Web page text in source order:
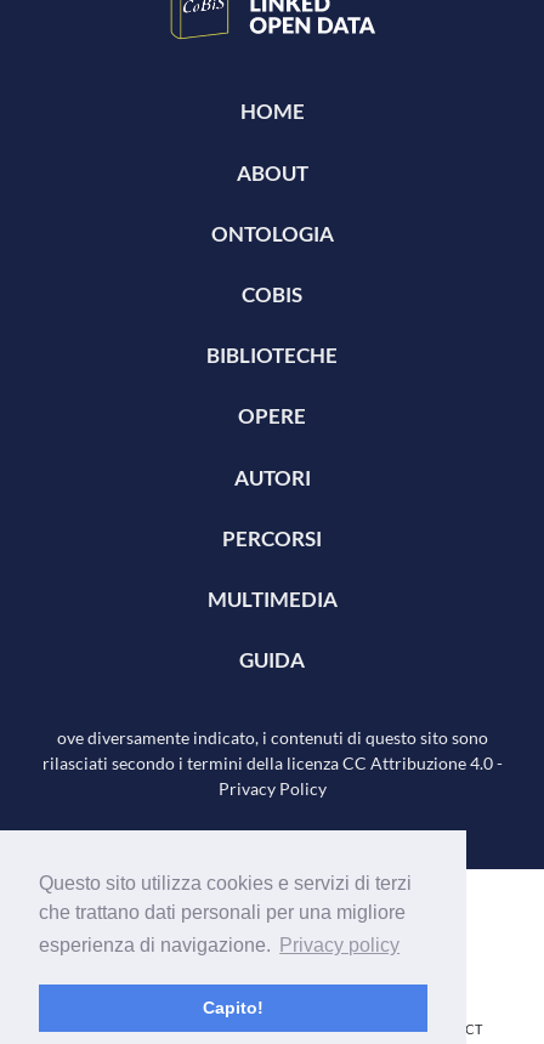
Questo sito utilizza cookies e servizi di terzi
che trattano dati personali per una migliore
esperienza di navigazione.
Privacy policy
Capito!
HOME
ABOUT
ONTOLOGIA
COBIS
BIBLIOTECHE
OPERE
AUTORI
PERCORSI
MULTIMEDIA
GUIDA
ove diversamente indicato, i contenuti di questo sito sono
rilasciati secondo i termini della licenza CC Attribuzione 4.0-
Privacy Policy
e del Comitato ICT